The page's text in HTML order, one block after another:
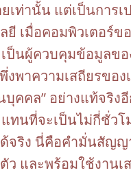
เท่านั้น แต่เป็นการ
ยี เมื่อคอมพิวเตอร์
ป็นผู้ควบคุมข้อมูลขอ
พาความเสถียรขอ
บุคคล” อย่างแท้จริง
ทนที่จะเป็นไม่กี่ชั่ว
จริง นี่คือคำมั่นสัญ
ว และพร้อมใช้งานเ